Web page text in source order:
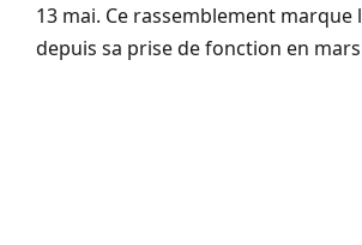
13 mai. Ce rassemblement marque
depuis sa prise de fonction en mars